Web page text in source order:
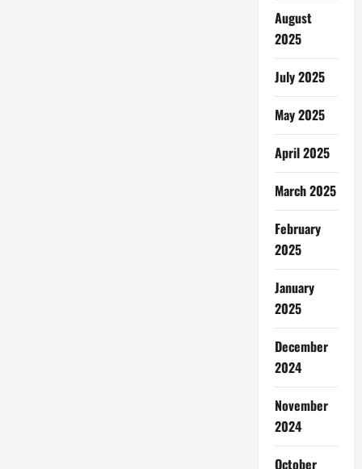
August
2025
July 2025
May 2025
April 2025
March 2025
February
2025
January
2025
December
2024
November
2024
October